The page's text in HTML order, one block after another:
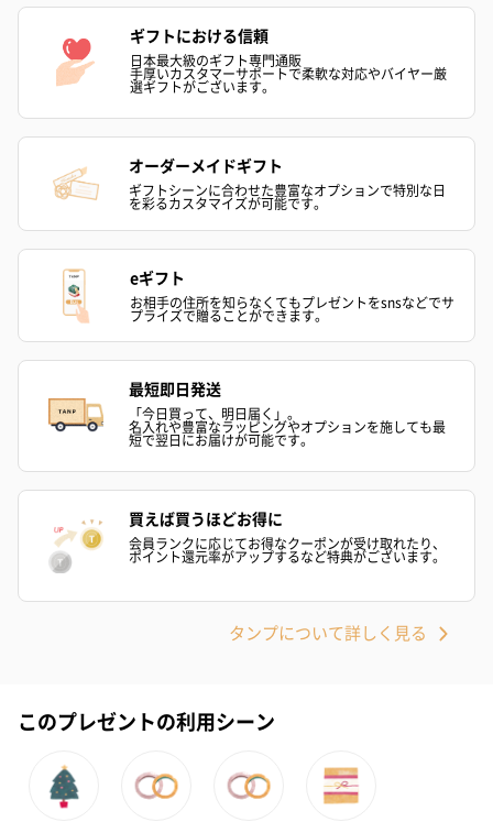
ハンドクリーム3本セッ
ト【ありがとう】
（1,100円）
シャワージェル＆ハン
ドクリーム（ピンクグ
（2,145円）
シャワージェ
ドクリーム（
ッシュローズ
円）
リラックスグッズ
リラックスグッズを同梱してお届けします。
かき氷入浴剤4点セット
（ブルー）（748円）
かき氷入浴剤4点セット
（イエロー）（748円）
バスフラワー
【Thank you
ギフトにおける信頼
日本最大級のギフト専門通販
手厚いカスタマーサポートで柔軟な対応やバイヤー厳
選ギフトがございます。
オーダーメイドギフト
ギフトシーンに合わせた豊富なオプションで特別な日
を彩るカスタマイズが可能です。
eギフト
お相手の住所を知らなくてもプレゼントをsnsなどでサ
プライズで贈ることができます。
最短即日発送
「今日買って、明日届く」。
名入れや豊富なラッピングやオプションを施しても最
短で翌日にお届けが可能です。
買えば買うほどお得に
会員ランクに応じてお得なクーポンが受け取れたり、
ポイント還元率がアップするなど特典がございます。
タンプについて詳しく見る
このプレゼントの利用シーン